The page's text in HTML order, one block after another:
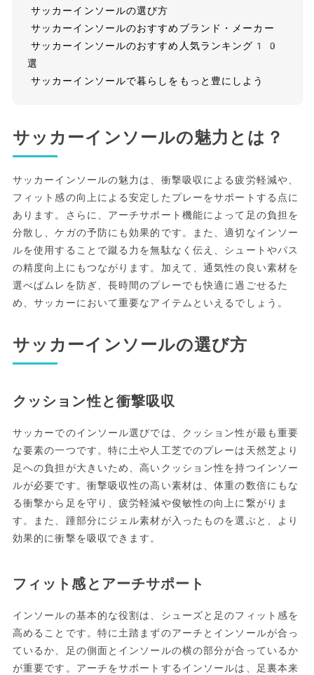
サッカーインソールの選び方
サッカーインソールのおすすめブランド・メーカー
サッカーインソールのおすすめ人気ランキング10
選
サッカーインソールで暮らしをもっと豊にしよう
サッカーインソールの魅力とは？
サッカーインソールの魅力は、衝撃吸収による疲労軽減や、
フィット感の向上による安定したプレーをサポートする点に
あります。さらに、アーチサポート機能によって足の負担を
分散し、ケガの予防にも効果的です。また、適切なインソー
ルを使用することで蹴る力を無駄なく伝え、シュートやパス
の精度向上にもつながります。加えて、通気性の良い素材を
選べばムレを防ぎ、長時間のプレーでも快適に過ごせるた
め、サッカーにおいて重要なアイテムといえるでしょう。
サッカーインソールの選び方
クッション性と衝撃吸収
サッカーでのインソール選びでは、クッション性が最も重要
な要素の一つです。特に土や人工芝でのプレーは天然芝より
足への負担が大きいため、高いクッション性を持つインソー
ルが必要です。衝撃吸収性の高い素材は、体重の数倍にもな
る衝撃から足を守り、疲労軽減や俊敏性の向上に繋がりま
す。また、踵部分にジェル素材が入ったものを選ぶと、より
効果的に衝撃を吸収できます。
フィット感とアーチサポート
インソールの基本的な役割は、シューズと足のフィット感を
高めることです。特に土踏まずのアーチとインソールが合っ
ているか、足の側面とインソールの横の部分が合っているか
が重要です。アーチをサポートするインソールは、足裏本来